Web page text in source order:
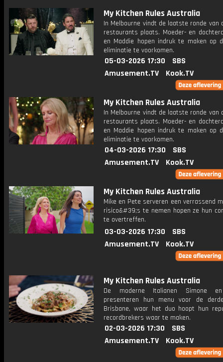
My Kitchen Rules Australia
In Melbourne vindt de laatste ronde van
restaurants plaats. Moeder- en
en Maddie hopen indruk te maken op
eliminatie te voorkomen.
05-03-2026 17:30
SBS
Amusement.TV
Kook.TV
My Kitchen Rules Australia
In Melbourne vindt de laatste ronde van
restaurants plaats. Moeder- en
en Maddie hopen indruk te maken op
eliminatie te voorkomen.
04-03-2026 17:30
SBS
Amusement.TV
Kook.TV
My Kitchen Rules Australia
Mike en Pete serveren een verrassend
risico&#39;s te nemen hopen ze hun
te overtreffen.
03-03-2026 17:30
SBS
Amusement.TV
Kook.TV
My Kitchen Rules Australia
De moderne Italianen Simone
presenteren hun menu voor de
Brisbane, waar het duo hoopt hun
recordbrekers waar te maken.
02-03-2026 17:30
SBS
Amusement.TV
Kook.TV